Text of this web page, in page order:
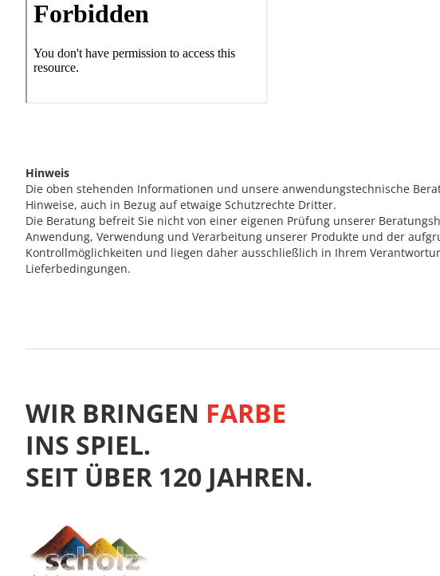
Hinweis
Die oben stehenden Informationen und unsere anwendungstechnische
Hinweise, auch in Bezug auf etwaige Schutzrechte Dritter.
Die Beratung befreit Sie nicht von einer eigenen Prüfung unserer
Anwendung, Verwendung und Verarbeitung unserer Produkte und der
Kontrollmöglichkeiten und liegen daher ausschließlich in Ihrem
Lieferbedingungen.
WIR BRINGEN FARBE
INS SPIEL.
SEIT ÜBER 120 JAHREN.